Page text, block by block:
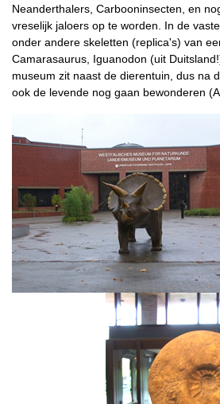
Neanderthalers, Carbooninsecten, en
vreselijk jaloers op te worden. In de
onder andere skeletten (replica's) van
Camarasaurus, Iguanodon (uit
museum zit naast de dierentuin, dus na
ook de levende nog gaan bewonderen